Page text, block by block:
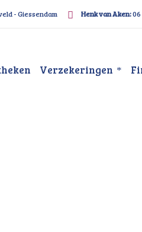
- Giessendam Henk van Aken:06
Verzekeringen